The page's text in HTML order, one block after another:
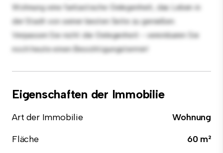
Wohnung eine fantastische Gelegenheit, das Leben in
der Stadt von seiner besten Seite zu genießen.
Verpassen Sie nicht die Gelegenheit - vereinbaren Sie
noch heute einen Besichtigungstermin!
Eigenschaften der Immobilie
Art der Immobilie
Wohnung
Fläche
60 m²